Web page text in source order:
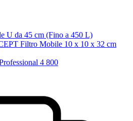
U da 45 cm (Fino a 450 L)
Filtro Mobile 10 x 10 x 32 cm
4 800